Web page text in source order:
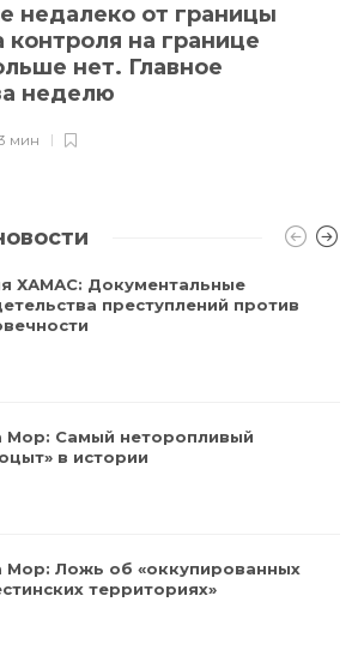
недалеко от границы
на границе
нет. Главное
неделю
мин
ХАМАС: Документальные
преступлений против
Мор: Самый неторопливый
в истории
Мор: Ложь об «оккупированных
территориях»